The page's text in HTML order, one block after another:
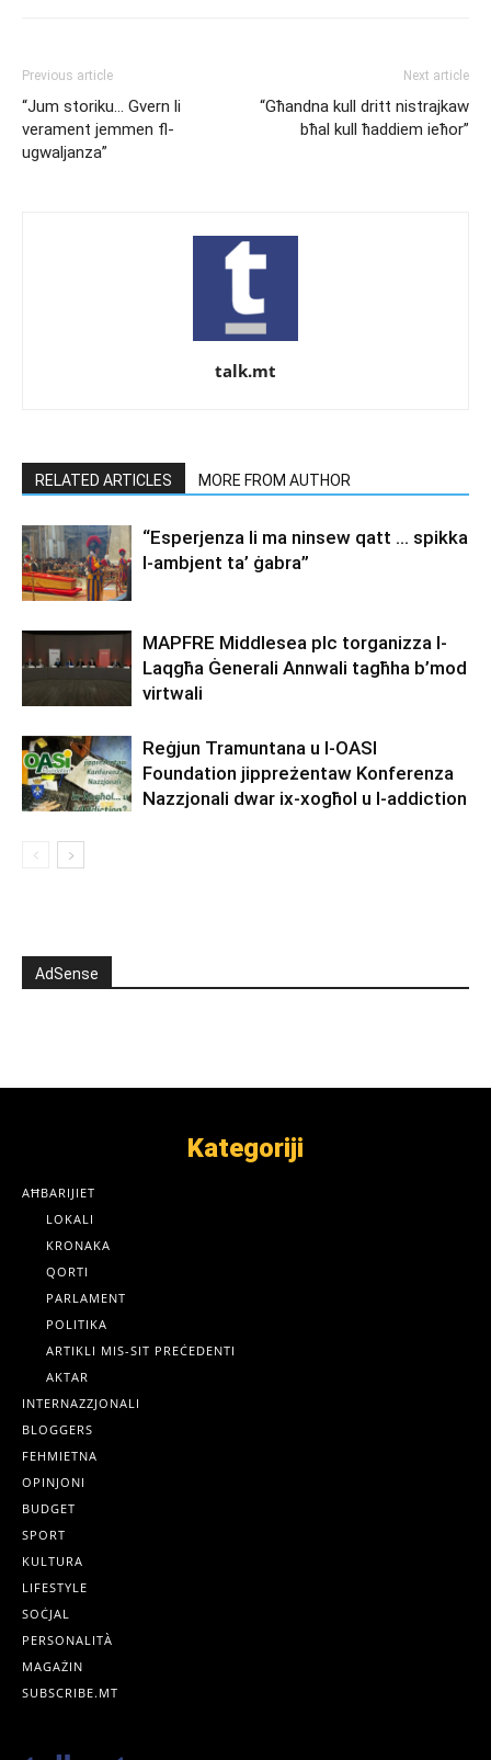
Previous article
“Jum storiku… Gvern li
verament jemmen fl-
ugwaljanza”
Next article
“Għandna kull dritt nistrajkaw
bħal kull ħaddiem ieħor”
talk.mt
RELATED ARTICLES MORE FROM AUTHOR
“Esperjenza li ma ninsew qatt … spikka
l-ambjent ta’ ġabra”
MAPFRE Middlesea plc torganizza l-
Laqgħa Ġenerali Annwali tagħha b’mod
virtwali
Reġjun Tramuntana u l-OASI
Foundation jippreżentaw Konferenza
Nazzjonali dwar ix-xogħol u l-addiction
AdSense
Kategoriji
AĦBARIJIET
LOKALI
KRONAKA
QORTI
PARLAMENT
POLITIKA
ARTIKLI MIS-SIT PREĊEDENTI
AKTAR
INTERNAZZJONALI
BLOGGERS
FEHMIETNA
OPINJONI
BUDGET
SPORT
KULTURA
LIFESTYLE
SOĊJAL
PERSONALITÀ
MAGAŻIN
SUBSCRIBE.MT